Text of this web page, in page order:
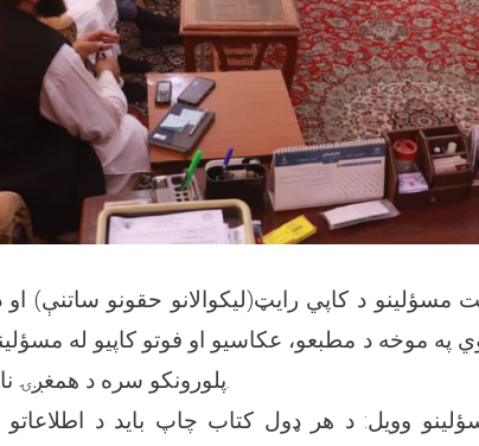
مسؤلینو د کاپي رایټ(لیکوالانو حقونو ساتنې)
په موخه د مطبعو، عکاسيو او فوتو کاپيو له
پلورونکو سره د همغږۍ ناسته وکړه.
وويل: د هر ډول کتاب چاپ باید د